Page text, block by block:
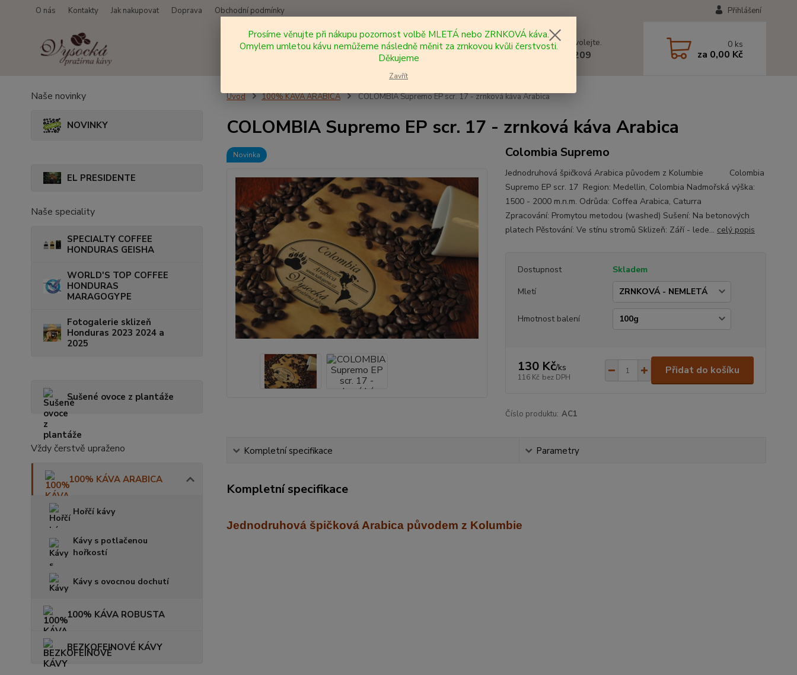
O nás Kontakty Jak nakupovat Doprava Obchodní podmínky Přihlášení
Hledat Nevíte si rady? Zavolejte.
+420 602 577 209
0 ks
za 0,00 Kč
Naše novinky
NOVINKY
EL PRESIDENTE
Naše speciality
SPECIALTY COFFEE
HONDURAS GEISHA
WORLD'S TOP COFFEE
HONDURAS
MARAGOGYPE
Fotogalerie sklizeň
Honduras 2023 2024 a
2025
Sušené ovoce z plantáže
Vždy čerstvě upraženo
100% KÁVA ARABICA
Hořčí kávy
Kávy s potlačenou
hořkostí
Kávy s ovocnou dochutí
100% KÁVA ROBUSTA
BEZKOFEINOVÉ KÁVY
Úvod 100% KÁVA ARABICA COLOMBIA Supremo EP scr. 17 - zrnková káva Arabica
COLOMBIA Supremo EP scr. 17 - zrnková káva Arabica
Novinka Colombia Supremo
Jednodruhová špičková Arabica původem z Kolumbie Colombia
Supremo EP scr. 17 Region: Medellin, Colombia Nadmořská výška:
1500 - 2000 m.n.m. Odrůda: Coffea Arabica, Caturra
Zpracování: Promytou metodou (washed) Sušení: Na betonových
platech Pěstování: Ve stínu stromů Sklizeň: Září - lede... celý popis
Dostupnost
Skladem
Mletí
Hmotnost balení
130 Kč/ks
116 Kč bez DPH
Přidat do košíku
Číslo produktu: AC1
Kompletní specifikace Parametry
Kompletní specifikace
Jednodruhová špičková Arabica původem z Kolumbie
Prosíme věnujte při nákupu pozornost volbě MLETÁ nebo ZRNKOVÁ káva.
Omylem umletou kávu nemůžeme následně měnit za zrnkovou kvůli čerstvosti.
Děkujeme
Zavřít